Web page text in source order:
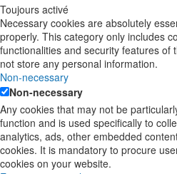
Toujours activé
Necessary cookies are absolutely
properly. This category only includes
functionalities and security features of
not store any personal information.
Non-necessary
Non-necessary
Any cookies that may not be
function and is used specifically to
analytics, ads, other embedded
cookies. It is mandatory to procure
cookies on your website.